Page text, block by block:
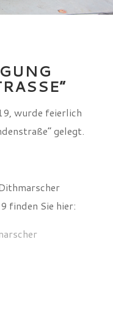
wurde feierlich
gelegt.
finden Sie hier: